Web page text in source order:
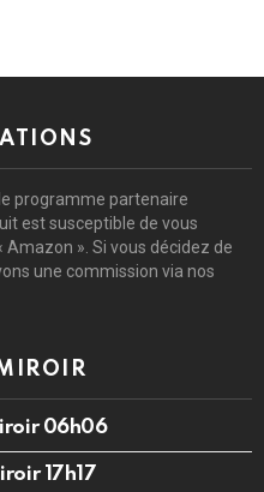
programme partenaire
est susceptible de vous
». Si vous décidez de
une commission via nos
06h06
17h17